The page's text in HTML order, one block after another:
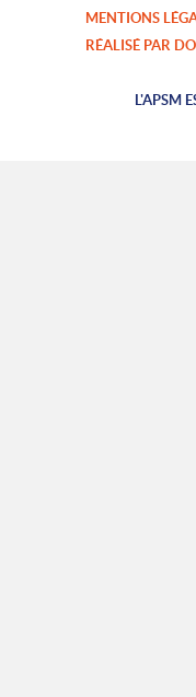
MENTIONS
RÉALISÉ PAR
L'APSM